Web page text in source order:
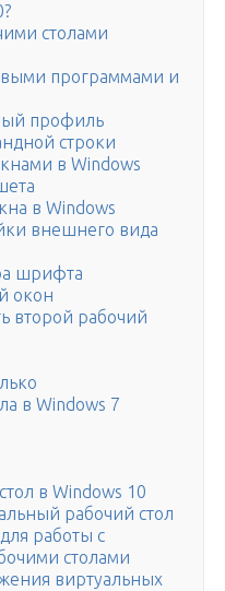
столами
программами и
профиль
строки
в Windows
в Windows
внешнего вида
шрифта
окон
второй рабочий
в Windows 7
в Windows 10
рабочий стол
работы с
столами
виртуальных